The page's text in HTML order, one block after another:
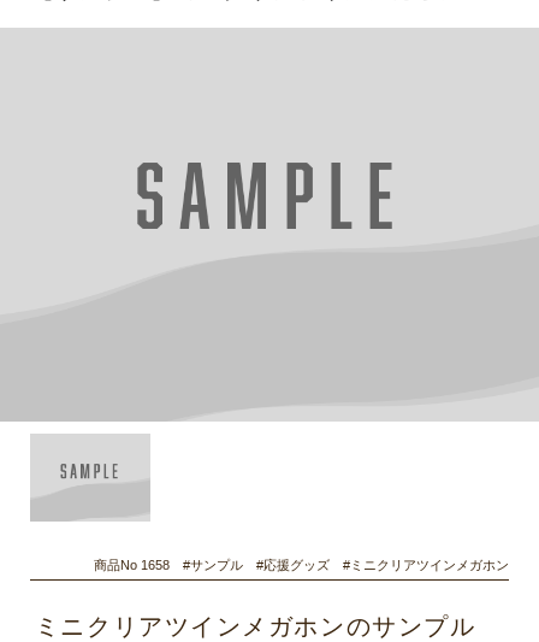
商品No 1658 #サンプル #応援グッズ #ミニクリアツインメガホン
ミニクリアツインメガホンのサンプル